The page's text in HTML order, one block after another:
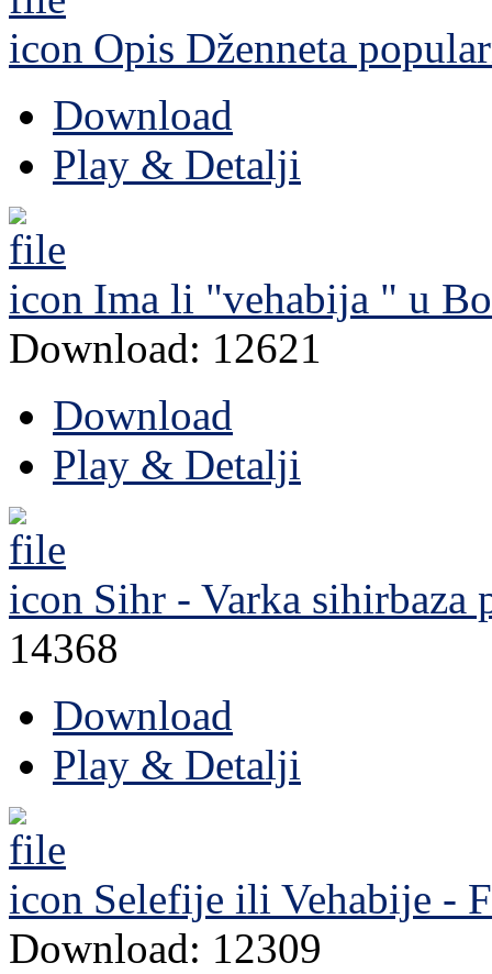
Opis Dženneta
Download
Play & Detalji
Ima li "vehabija " u
Download: 12621
Download
Play & Detalji
Sihr - Varka sihirbaza
14368
Download
Play & Detalji
Selefije ili Vehabije -
Download: 12309